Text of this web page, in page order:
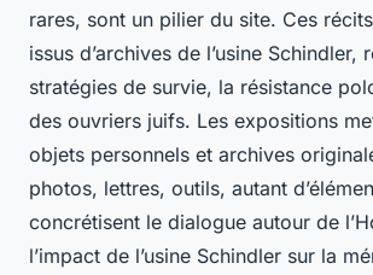
rares, sont un pilier du site. Ces
issus d’archives de l’usine Schindler,
stratégies de survie, la résistance
des ouvriers juifs. Les expositions
objets personnels et archives
photos, lettres, outils, autant
concrétisent le dialogue autour de
l’impact de l’usine Schindler sur la